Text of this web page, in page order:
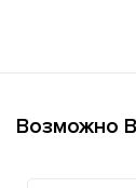
Возможно